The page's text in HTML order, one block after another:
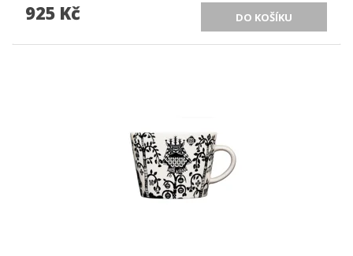
925 Kč